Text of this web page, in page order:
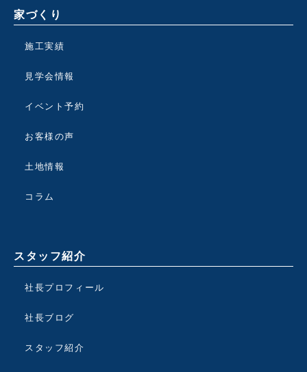
家づくり
施工実績
見学会情報
イベント予約
お客様の声
土地情報
コラム
スタッフ紹介
社長プロフィール
社長ブログ
スタッフ紹介